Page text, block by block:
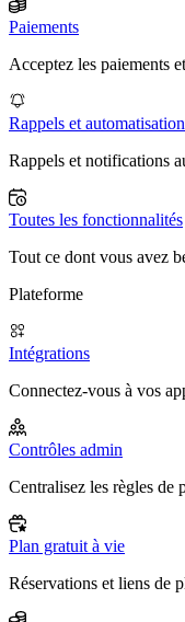
Paiements
Acceptez les paiements
Rappels et
Rappels et notifications
Toutes les fonctionnalités
Tout ce dont vous avez
Plateforme
Intégrations
Connectez-vous à vos
Contrôles admin
Centralisez les règles de
Plan gratuit à vie
Réservations et liens de